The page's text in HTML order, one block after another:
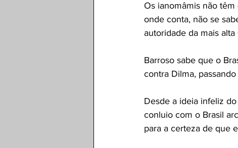
Os ianomâmis não
onde conta, não se
autoridade da mais alta
Barroso sabe que o
contra Dilma,
Desde a ideia infeliz
conluio com o Brasil
para a certeza de que